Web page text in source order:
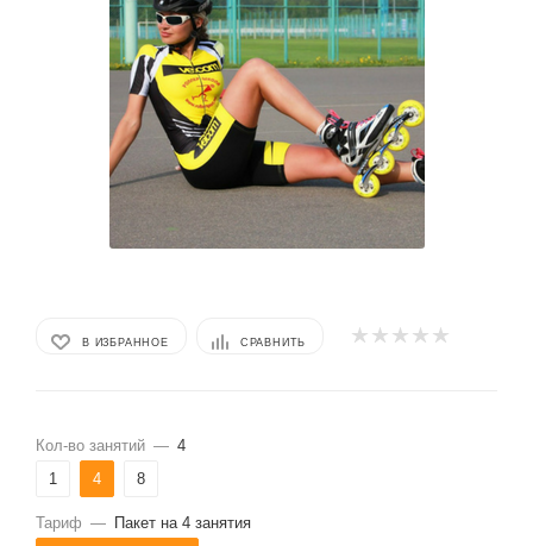
В ИЗБРАННОЕ СРАВНИТЬ
Кол-во занятий — 4
1
4 8
Тариф — Пакет на 4 занятия